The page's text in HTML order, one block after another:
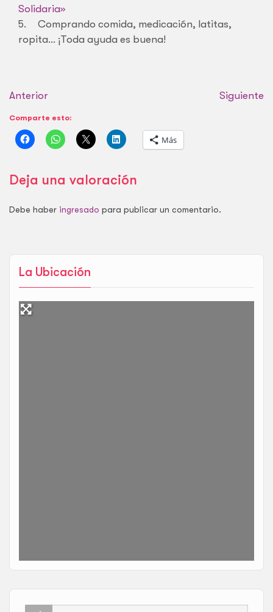
La Ubicación
Solidaria»
5. Comprando comida, medicación, latitas,
ropita… ¡Toda ayuda es buena!
Anterior Siguiente
Comparte esto:
Más
Deja una valoración
Debe haber ingresado para publicar un comentario.